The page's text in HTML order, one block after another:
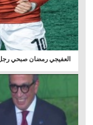
العفيجي رمضان صبحي رجل